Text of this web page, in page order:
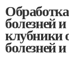
болезней
клубники
болезней